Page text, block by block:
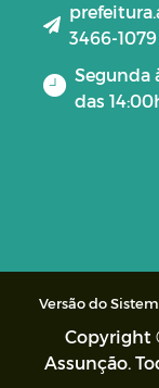
3466-1079
Segunda
das
Versão do
Copyright
Assunção.